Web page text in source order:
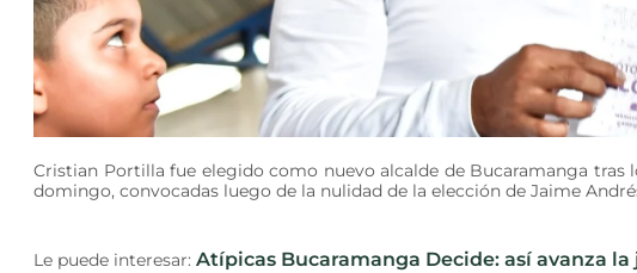
Cristian Portilla fue elegido como nuevo alcalde de Bucaramanga tras
domingo, convocadas luego de la nulidad de la elección de Jaime
Le puede interesar:Atípicas Bucaramanga Decide: así avanza